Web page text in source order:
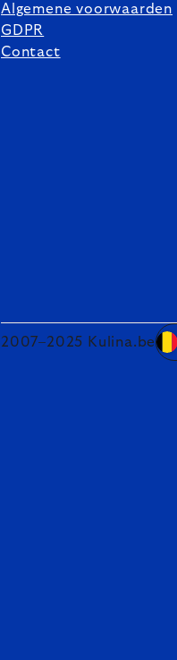
Algemene voorwaarden
GDPR
Contact
2007–2025 Kulina.be